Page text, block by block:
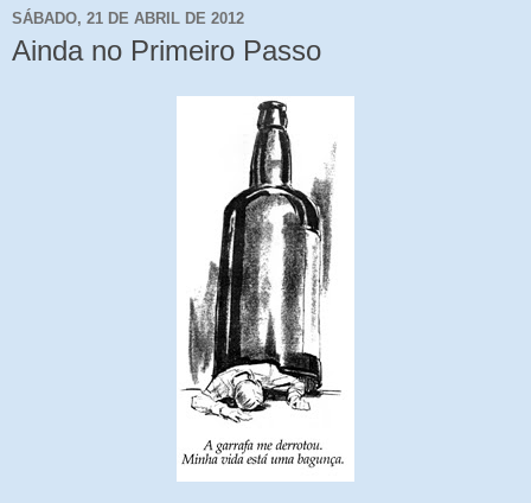
SÁBADO, 21 DE ABRIL DE 2012
Ainda no Primeiro Passo